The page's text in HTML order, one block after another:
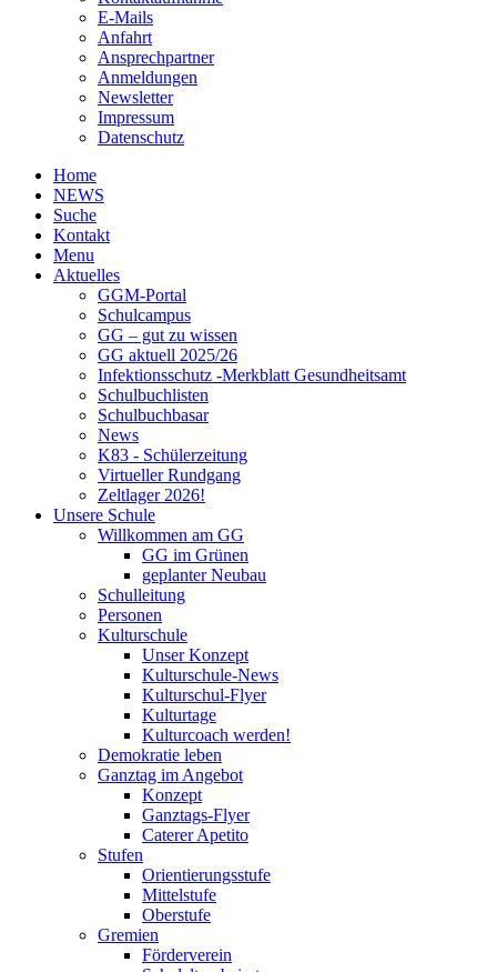
E-Mails
Anfahrt
Ansprechpartner
Anmeldungen
Newsletter
Impressum
Datenschutz
Home
NEWS
Suche
Kontakt
Menu
Aktuelles
GGM-Portal
Schulcampus
GG – gut zu wissen
GG aktuell 2025/26
Infektionsschutz -Merkblatt Gesundheitsamt
Schulbuchlisten
Schulbuchbasar
News
K83 - Schülerzeitung
Virtueller Rundgang
Zeltlager 2026!
Unsere Schule
Willkommen am GG
GG im Grünen
geplanter Neubau
Schulleitung
Personen
Kulturschule
Unser Konzept
Kulturschule-News
Kulturschul-Flyer
Kulturtage
Kulturcoach werden!
Demokratie leben
Ganztag im Angebot
Konzept
Ganztags-Flyer
Caterer Apetito
Stufen
Orientierungsstufe
Mittelstufe
Oberstufe
Gremien
Förderverein